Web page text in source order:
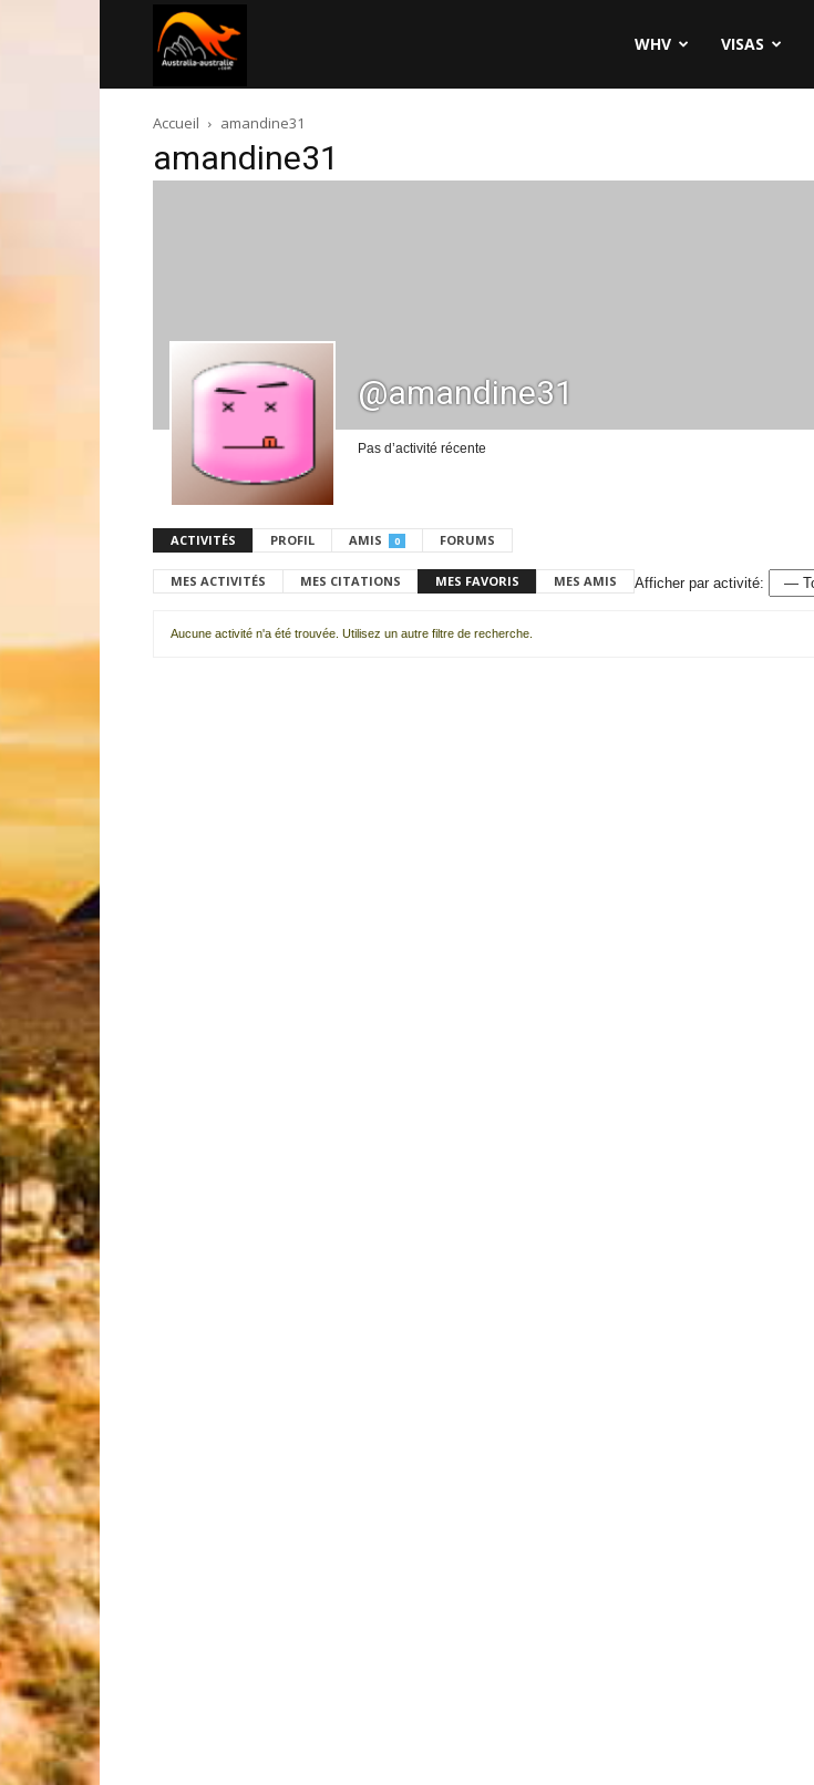
australie.com
WHV VISAS
Accueil amandine31
amandine31
@amandine31
Pas d’activité récente
ACTIVITÉS PROFIL AMIS 0 FORUMS
MES ACTIVITÉS MES CITATIONS MES FAVORIS MES AMIS Afficher par activité:
Aucune activité n'a été trouvée. Utilisez un autre filtre de recherche.